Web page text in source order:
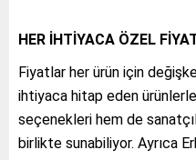
HER İHTİYACA ÖZEL
Fiyatlar her ürün için
ihtiyaca hitap eden
seçenekleri hem de
birlikte sunabiliyor. Ayrıca